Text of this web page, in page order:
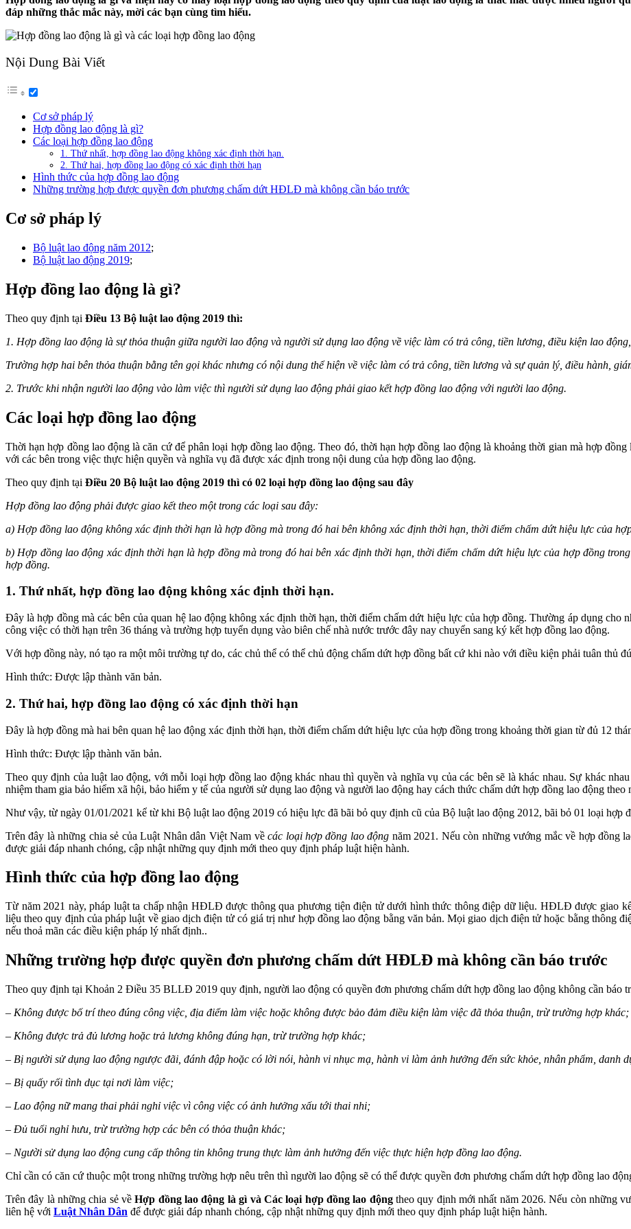
đáp những thắc mắc này, mời các bạn cùng tìm hiểu.
Nội Dung Bài Viết
Cơ sở pháp lý
Hợp đồng lao động là gì?
Các loại hợp đồng lao động
1. Thứ nhất, hợp đồng lao động không xác định thời hạn.
2. Thứ hai, hợp đồng lao động có xác định thời hạn
Hình thức của hợp đồng lao động
Những trường hợp được quyền đơn phương chấm dứt HĐLĐ mà không cần báo trước
Cơ sở pháp lý
Bộ luật lao động năm 2012;
Bộ luật lao động 2019;
Hợp đồng lao động là gì?
Theo quy định tại Điều 13 Bộ luật lao động 2019 thì:
1. Hợp đồng lao động là sự thỏa thuận giữa người lao động và người sử dụng lao động về việc làm có trả công, tiền lương, điều kiện lao
Trường hợp hai bên thỏa thuận bằng tên gọi khác nhưng có nội dung thể hiện về việc làm có trả công, tiền lương và sự quản lý, điều hành,
2. Trước khi nhận người lao động vào làm việc thì người sử dụng lao động phải giao kết hợp đồng lao động với người lao động.
Các loại hợp đồng lao động
Thời hạn hợp đồng lao động là căn cứ để phân loại hợp đồng lao động. Theo đó, thời hạn hợp đồng lao động là khoảng thời gian mà hợp
với các bên trong việc thực hiện quyền và nghĩa vụ đã được xác định trong nội dung của hợp đồng lao động.
Theo quy định tại Điều 20 Bộ luật lao động 2019 thì có 02 loại hợp đồng lao động sau đây
Hợp đồng lao động phải được giao kết theo một trong các loại sau đây:
a) Hợp đồng lao động không xác định thời hạn là hợp đồng mà trong đó hai bên không xác định thời hạn, thời điểm chấm dứt hiệu lực của
b) Hợp đồng lao động xác định thời hạn là hợp đồng mà trong đó hai bên xác định thời hạn, thời điểm chấm dứt hiệu lực của hợp đồng
hợp đồng.
1. Thứ nhất, hợp đồng lao động không xác định thời hạn.
Đây là hợp đồng mà các bên của quan hệ lao động không xác định thời hạn, thời điểm chấm dứt hiệu lực của hợp đồng. Thường áp dụng
công việc có thời hạn trên 36 tháng và trường hợp tuyển dụng vào biên chế nhà nước trước đây nay chuyển sang ký kết hợp đồng lao động.
Với hợp đồng này, nó tạo ra một môi trường tự do, các chủ thể có thể chủ động chấm dứt hợp đồng bất cứ khi nào với điều kiện phải tuân thủ
Hình thức: Được lập thành văn bản.
2. Thứ hai, hợp đồng lao động có xác định thời hạn
Đây là hợp đồng mà hai bên quan hệ lao động xác định thời hạn, thời điểm chấm dứt hiệu lực của hợp đồng trong khoảng thời gian từ đủ 12
Hình thức: Được lập thành văn bản.
Theo quy định của luật lao động, với mỗi loại hợp đồng lao động khác nhau thì quyền và nghĩa vụ của các bên sẽ là khác nhau. Sự khác
nhiệm tham gia bảo hiểm xã hội, bảo hiểm y tế của người sử dụng lao động và người lao động hay cách thức chấm dứt hợp đồng lao động theo
Như vậy, từ ngày 01/01/2021 kể từ khi Bộ luật lao động 2019 có hiệu lực đã bãi bỏ quy định cũ của Bộ luật lao động 2012, bãi bỏ 01 loại
Trên đây là những chia sẻ của Luật Nhân dân Việt Nam vềcác loại hợp đồng lao động năm 2021. Nếu còn những vướng mắc về hợp đồng
được giải đáp nhanh chóng, cập nhật những quy định mới theo quy định pháp luật hiện hành.
Hình thức của hợp đồng lao động
Từ năm 2021 này, pháp luật ta chấp nhận HĐLĐ được thông qua phương tiện điện tử dưới hình thức thông điệp dữ liệu. HĐLĐ được giao
liệu theo quy định của pháp luật về giao dịch điện tử có giá trị như hợp đồng lao động bằng văn bản. Mọi giao dịch điện tử hoặc bằng thông
nếu thoả mãn các điều kiện pháp lý nhất định..
Những trường hợp được quyền đơn phương chấm dứt HĐLĐ mà không cần báo trước
Theo quy định tại Khoản 2 Điều 35 BLLĐ 2019 quy định, người lao động có quyền đơn phương chấm dứt hợp đồng lao động không cần báo
– Không được bố trí theo đúng công việc, địa điểm làm việc hoặc không được bảo đảm điều kiện làm việc đã thỏa thuận, trừ trường hợp khác;
– Không được trả đủ lương hoặc trả lương không đúng hạn, trừ trường hợp khác;
– Bị người sử dụng lao động ngược đãi, đánh đập hoặc có lời nói, hành vi nhục mạ, hành vi làm ảnh hưởng đến sức khỏe, nhân phẩm, danh
– Bị quấy rối tình dục tại nơi làm việc;
– Lao động nữ mang thai phải nghỉ việc vì công việc có ảnh hưởng xấu tới thai nhi;
– Đủ tuổi nghỉ hưu, trừ trường hợp các bên có thỏa thuận khác;
– Người sử dụng lao động cung cấp thông tin không trung thực làm ảnh hưởng đến việc thực hiện hợp đồng lao động.
Chỉ cần có căn cứ thuộc một trong những trường hợp nêu trên thì người lao động sẽ có thể được quyền đơn phương chấm dứt hợp đồng lao
Trên đây là những chia sẻ vềHợp đồng lao động là gì và Các loại hợp đồng lao độngtheo quy định mới nhất năm 2026. Nếu còn những
liên hệ với Luật Nhân Dân để được giải đáp nhanh chóng, cập nhật những quy định mới theo quy định pháp luật hiện hành.